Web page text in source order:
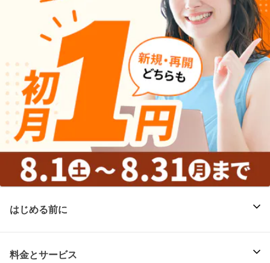
はじめる前に
料金とサービス